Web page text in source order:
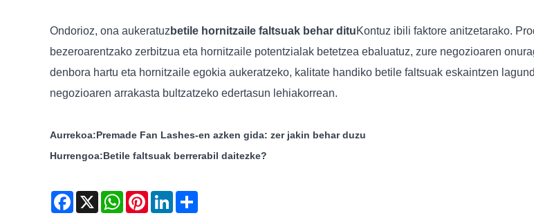
Ondorioz, ona aukeratuz betile hornitzaile faltsuak behar dituKontuz ibili faktore anitzetarako.
bezeroarentzako zerbitzua eta hornitzaile potentzialak betetzea ebaluatuz, zure negozioaren
denbora hartu eta hornitzaile egokia aukeratzeko, kalitate handiko betile faltsuak eskaintzen
negozioaren arrakasta bultzatzeko edertasun lehiakorrean.
Aurrekoa:Premade Fan Lashes-en azken gida: zer jakin behar duzu
Hurrengoa:Betile faltsuak berrerabil daitezke?
Facebook
X WhatsAppPinterestLinkedIn